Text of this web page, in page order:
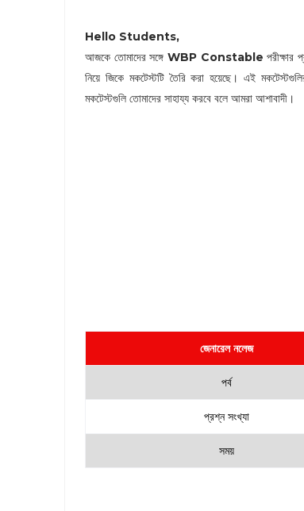
Hello Students,
আজকে তোমাদের সঙ্গে WBP Constable
নিয়ে জিকে মকটেস্টটি তৈরি করা হয়েছে। এই
মকটেস্টগুলি তোমাদের সাহায্য করবে বলে আমরা আশাবাদী।
জেনারেল নলেজ
পর্ব
প্রশ্ন সংখ্যা
সময়